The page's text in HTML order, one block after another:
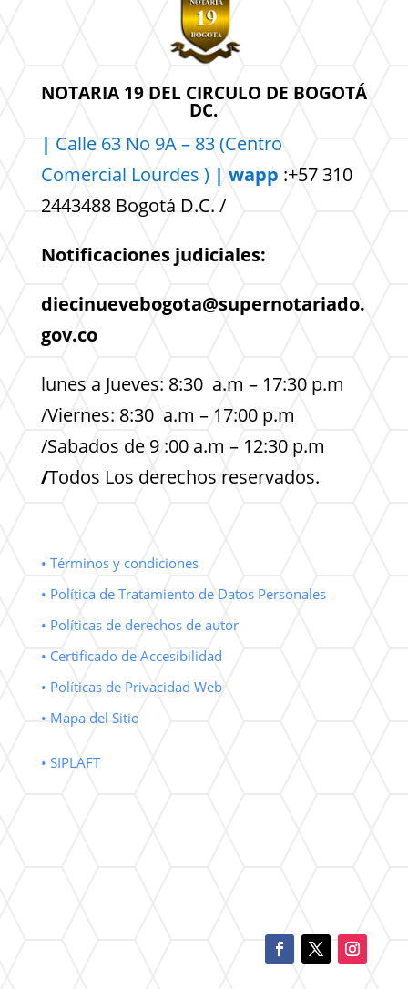
NOTARIA 19 DEL CIRCULO DE BOGOTÁ
DC.
| Calle 63 No 9A – 83 (Centro
Comercial Lourdes ) | wapp :+57 310
2443488 Bogotá D.C. /
Notificaciones judiciales:
diecinuevebogota@supernotariado.
gov.co
lunes a Jueves: 8:30 a.m – 17:30 p.m
/Viernes: 8:30 a.m – 17:00 p.m
/Sabados de 9 :00 a.m – 12:30 p.m
/Todos Los derechos reservados.
• Términos y condiciones
• Política de Tratamiento de Datos Personales
• Políticas de derechos de autor
• Certificado de Accesibilidad
• Políticas de Privacidad Web
• Mapa del Sitio
• SIPLAFT